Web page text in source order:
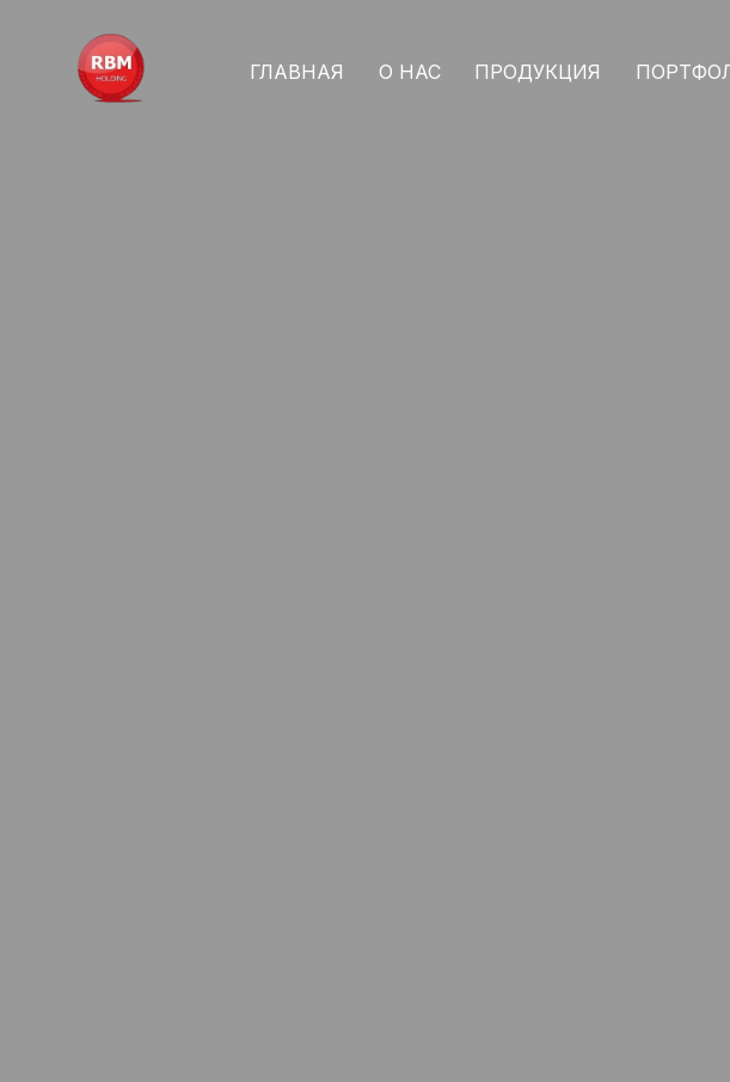
ГЛАВНАЯ О НАС ПРОДУКЦИЯ